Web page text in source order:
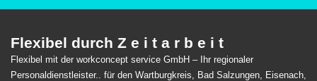
Flexibel durch Z e i t a r b e i t
Flexibel mit der workconcept service GmbH – Ihr regionaler
Personaldienstleister.. für den Wartburgkreis, Bad Salzungen, Eisenach,